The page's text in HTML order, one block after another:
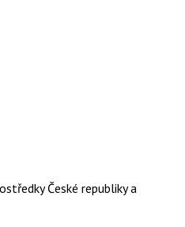
České republiky a